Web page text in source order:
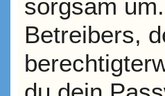
sorgsam
Betreibers,